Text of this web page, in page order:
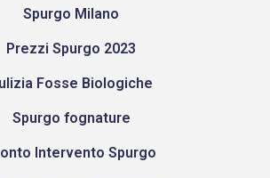
Spurgo Milano
Prezzi Spurgo 2023
Fosse Biologiche
Spurgo fognature
Intervento Spurgo